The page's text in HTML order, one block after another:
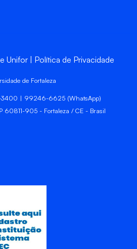
Unifor Política de Privacidade
de Fortaleza
3400 | 99246-6625 (WhatsApp)
60811-905 - Fortaleza / CE - Brasil